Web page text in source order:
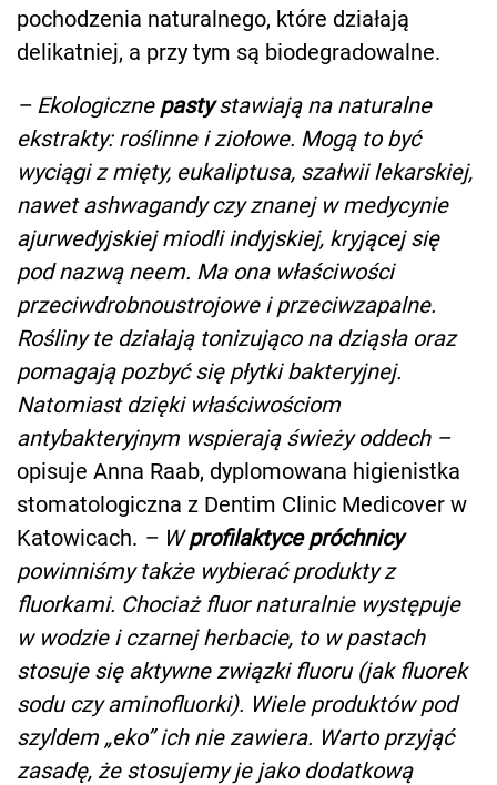
pochodzenia naturalnego, które działają
delikatniej, a przy tym są biodegradowalne.
– Ekologiczne pastystawiają na naturalne
ekstrakty: roślinne i ziołowe. Mogą to być
wyciągi z mięty, eukaliptusa, szałwii lekarskiej,
nawet ashwagandy czy znanej w medycynie
ajurwedyjskiej miodli indyjskiej, kryjącej się
pod nazwą neem. Ma ona właściwości
przeciwdrobnoustrojowe i przeciwzapalne.
Rośliny te działają tonizująco na dziąsła oraz
pomagają pozbyć się płytki bakteryjnej.
Natomiast dzięki właściwościom
antybakteryjnym wspierają świeży oddech –
opisuje Anna Raab, dyplomowana higienistka
stomatologiczna z Dentim Clinic Medicover w
Katowicach. – Wprofilaktyce próchnicy
powinniśmy także wybierać produkty z
fluorkami. Chociaż fluor naturalnie występuje
w wodzie i czarnej herbacie, to w pastach
stosuje się aktywne związki fluoru (jak fluorek
sodu czy aminofluorki). Wiele produktów pod
szyldem „eko” ich nie zawiera. Warto przyjąć
zasadę, że stosujemy je jako dodatkową